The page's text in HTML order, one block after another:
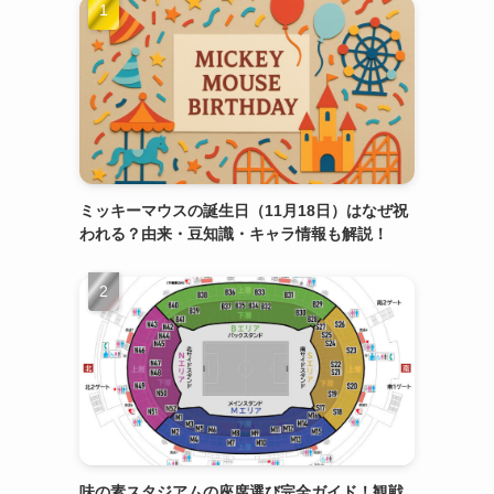
ミッキーマウスの誕生日（11月18日）はなぜ祝
われる？由来・豆知識・キャラ情報も解説！